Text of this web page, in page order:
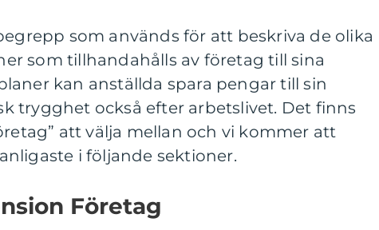
som används för att beskriva de olika
som tillhandahålls av företag till sina
kan anställda spara pengar till sin
trygghet också efter arbetslivet. Det finns
att välja mellan och vi kommer att
i följande sektioner.
Företag